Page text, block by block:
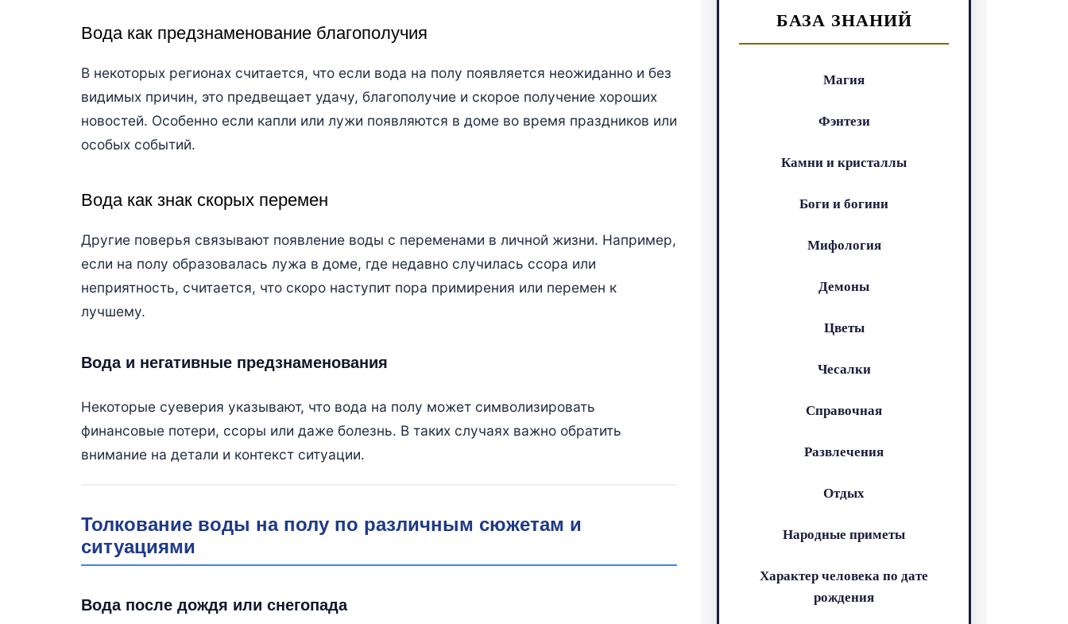
Вода как предзнаменование благополучия
В некоторых регионах считается, что если вода на полу появляется неожиданно и без
видимых причин, это предвещает удачу, благополучие и скорое получение хороших
новостей. Особенно если капли или лужи появляются в доме во время праздников или
особых событий.
Вода как знак скорых перемен
Другие поверья связывают появление воды с переменами в личной жизни. Например,
если на полу образовалась лужа в доме, где недавно случилась ссора или
неприятность, считается, что скоро наступит пора примирения или перемен к
лучшему.
Вода и негативные предзнаменования
Некоторые суеверия указывают, что вода на полу может символизировать
финансовые потери, ссоры или даже болезнь. В таких случаях важно обратить
внимание на детали и контекст ситуации.
Толкование воды на полу по различным сюжетам и
ситуациями
Вода после дождя или снегопада
БАЗА ЗНАНИЙ
Магия
Фэнтези
Камни и кристаллы
Боги и богини
Мифология
Демоны
Цветы
Чесалки
Справочная
Развлечения
Отдых
Народные приметы
Характер человека по дате
рождения